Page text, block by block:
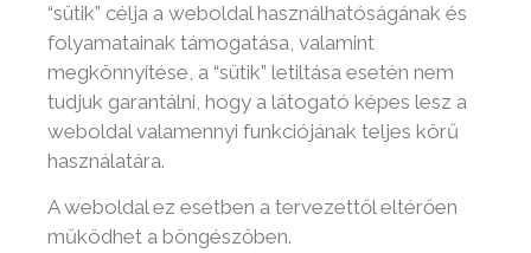
“sütik” célja a weboldal használhatóságának és
folyamatainak támogatása, valamint
megkönnyítése, a “sütik” letiltása esetén nem
tudjuk garantálni, hogy a látogató képes lesz a
weboldal valamennyi funkciójának teljes körű
használatára.
A weboldal ez esetben a tervezettől eltérően
működhet a böngészőben.